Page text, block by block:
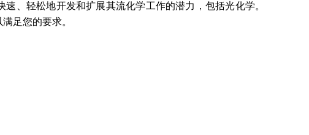
、轻松地开发和扩展其流化学工作的潜力，包括光化学。
足您的要求。